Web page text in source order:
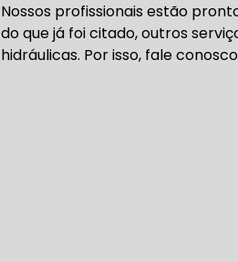
DIREÇÃO
Nossos profissionais estão
do que já foi citado, outros
hidráulicas. Por isso, fale